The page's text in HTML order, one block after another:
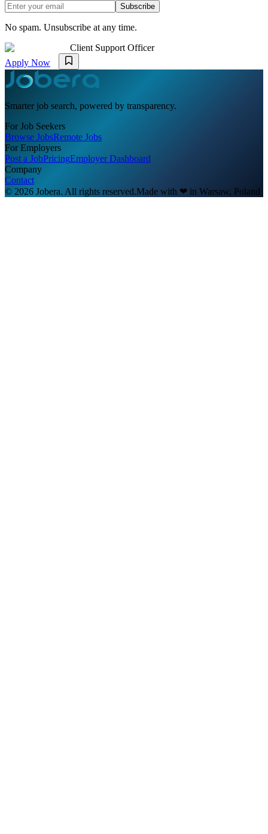
Subscribe
No spam. Unsubscribe at any time.
Client Support Officer
Apply Now
Smarter job search, powered by transparency.
For Job Seekers
Browse JobsRemote Jobs
For Employers
Post a JobPricingEmployer Dashboard
Company
Contact
© 2026 Jobera. All rights reserved.Made with ❤ in Warsaw, Poland